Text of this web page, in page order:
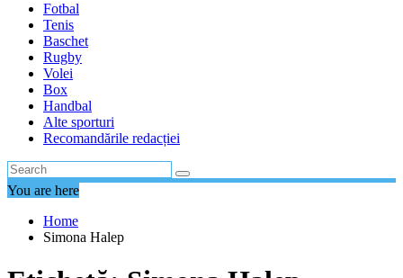
Fotbal
Tenis
Baschet
Rugby
Volei
Box
Handbal
Alte sporturi
Recomandările redacției
You are here
Home
Simona Halep